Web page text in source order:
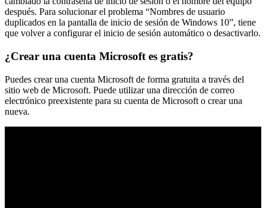
después. Para solucionar el problema “Nombres de usuario
duplicados en la pantalla de inicio de sesión de Windows 10”, tiene
que volver a configurar el inicio de sesión automático o desactivarlo.
¿Crear una cuenta Microsoft es gratis?
Puedes crear una cuenta Microsoft de forma gratuita a través del
sitio web de Microsoft. Puede utilizar una dirección de correo
electrónico preexistente para su cuenta de Microsoft o crear una
nueva.